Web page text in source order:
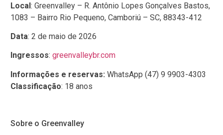
Local: Greenvalley – R. Antônio Lopes Gonçalves Bastos,
1083 – Bairro Rio Pequeno, Camboriú – SC, 88343-412
Data: 2 de maio de 2026
Ingressos: greenvalleybr.com
Informações e reservas: WhatsApp (47) 9 9903-4303
Classificação: 18 anos
Sobre o Greenvalley